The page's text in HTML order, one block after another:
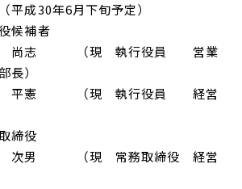
成30年6月下旬予定）
候補者
（現 執行役員 営業
長）
（現 執行役員 経営
締役
現 常務取締役 経営